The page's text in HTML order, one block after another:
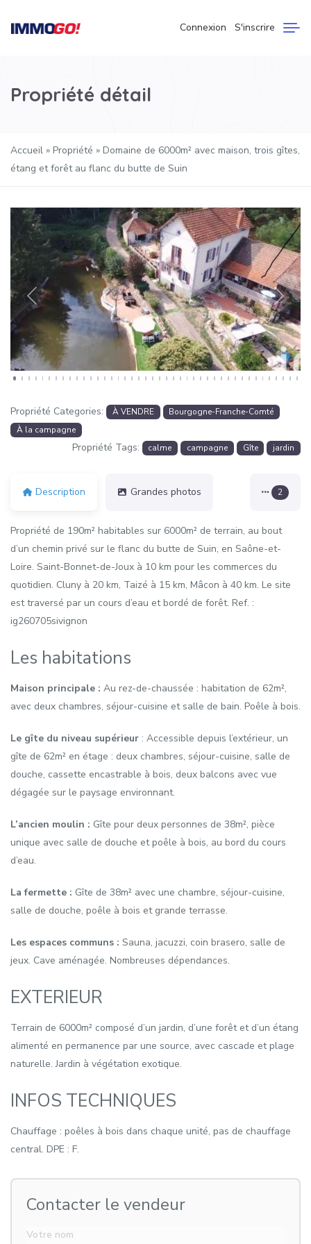
Connexion S'inscrire
Propriété détail
Accueil » Propriété » Domaine de 6000m² avec maison, trois gîtes,
étang et forêt au flanc du butte de Suin
Précédent Suivant
Propriété Categories: À VENDRE
Bourgogne-Franche-Comté
À la campagne
Propriété Tags: calme campagne Gîte jardin
Description Grandes photos 2
Propriété de 190m² habitables sur 6000m² de terrain, au bout
d’un chemin privé sur le flanc du butte de Suin, en Saône-et-
Loire. Saint-Bonnet-de-Joux à 10 km pour les commerces du
quotidien. Cluny à 20 km, Taizé à 15 km, Mâcon à 40 km. Le site
est traversé par un cours d’eau et bordé de forêt. Ref. :
ig260705sivignon
Les habitations
Maison principale : Au rez-de-chaussée : habitation de 62m²,
avec deux chambres, séjour-cuisine et salle de bain. Poêle à bois.
Le gîte du niveau supérieur : Accessible depuis l’extérieur, un
gîte de 62m² en étage : deux chambres, séjour-cuisine, salle de
douche, cassette encastrable à bois, deux balcons avec vue
dégagée sur le paysage environnant.
L’ancien moulin : Gîte pour deux personnes de 38m², pièce
unique avec salle de douche et poêle à bois, au bord du cours
d’eau.
La fermette : Gîte de 38m² avec une chambre, séjour-cuisine,
salle de douche, poêle à bois et grande terrasse.
Les espaces communs : Sauna, jacuzzi, coin brasero, salle de
jeux. Cave aménagée. Nombreuses dépendances.
EXTERIEUR
Terrain de 6000m² composé d’un jardin, d’une forêt et d’un étang
alimenté en permanence par une source, avec cascade et plage
naturelle. Jardin à végétation exotique.
INFOS TECHNIQUES
Chauffage : poêles à bois dans chaque unité, pas de chauffage
central. DPE : F.
Contacter le vendeur
Votre nom